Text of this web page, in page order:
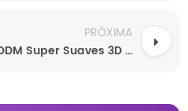
PRÓXIMA
Pañales para bebé OEM/ODM Super Suaves 3D con Protección Antifugas. Muestras gratuitas disponibles.